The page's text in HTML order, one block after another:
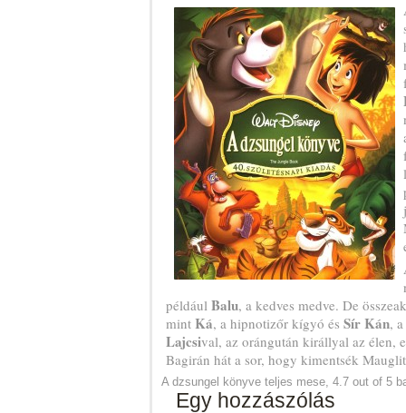
például Balu, a kedves medve. De
mint Ká, a hipnotizőr kígyó és Sír Kán,
Lajcsival, az orángután királlyal az élen,
Bagirán hát a sor, hogy kimentsék
A dzsungel könyve teljes mese, 4.7 out of 5
Egy hozzászólás